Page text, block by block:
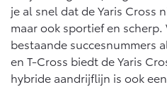
Vanaf € 76.695,-
Proace (excl. BTW)
je al snel dat de Yaris Cross
maar ook sportief en scherp.
bestaande succesnummers
en T-Cross biedt de Yaris
hybride aandrijflijn is ook